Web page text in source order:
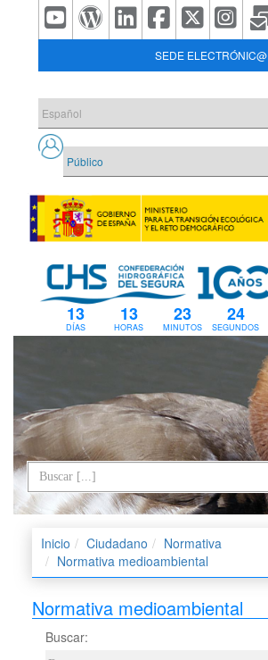
SEDE ELECTRÓNIC@
13
DÍAS
13
HORAS
23
MINUTOS
23
SEGUNDOS
Inicio Ciudadano
Normativa
Normativa medioambiental
Normativa medioambiental
Buscar: